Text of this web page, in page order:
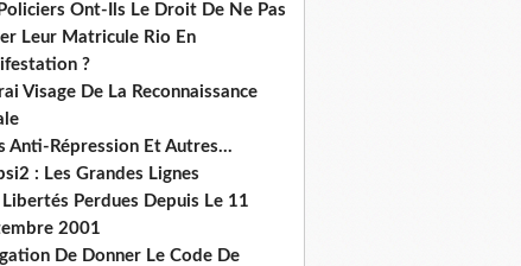
Ont-Ils Le Droit De Ne Pas
Leur Matricule Rio En
?
Visage De La Reconnaissance
Anti-Répression Et Autres...
: Les Grandes Lignes
Libertés Perdues Depuis Le 11
2001
De Donner Le Code De